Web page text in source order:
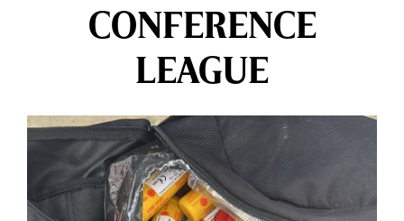
CONFERENCE
LEAGUE